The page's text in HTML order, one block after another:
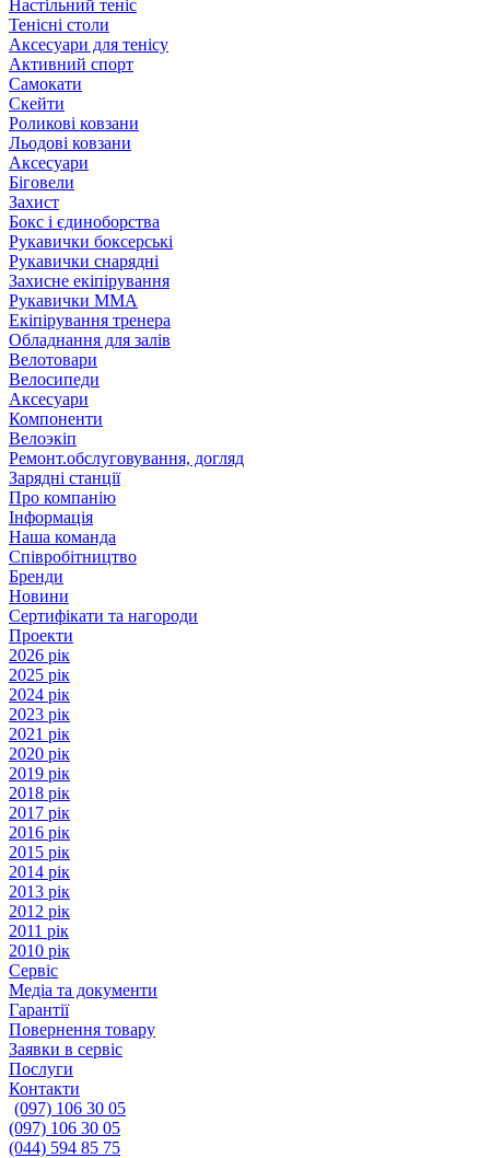
Настільний теніс
Тенісні столи
Аксесуари для тенісу
Активний спорт
Самокати
Скейти
Роликові ковзани
Льодові ковзани
Аксесуари
Біговели
Захист
Бокс і єдиноборства
Рукавички боксерські
Рукавички снарядні
Захисне екіпірування
Рукавички ММА
Екіпірування тренера
Обладнання для залів
Велотовари
Велосипеди
Аксесуари
Компоненти
Велоэкіп
Ремонт.обслуговування, догляд
Зарядні станції
Про компанію
Інформація
Наша команда
Співробітництво
Бренди
Новини
Сертифікати та нагороди
Проекти
2026 рік
2025 рік
2024 рік
2023 рік
2021 рік
2020 рік
2019 рік
2018 рік
2017 рік
2016 рік
2015 рік
2014 рік
2013 рік
2012 рік
2011 рік
2010 рік
Сервіс
Медіа та документи
Гарантії
Повернення товару
Заявки в сервіс
Послуги
Контакти
(097) 106 30 05
(097) 106 30 05
(044) 594 85 75